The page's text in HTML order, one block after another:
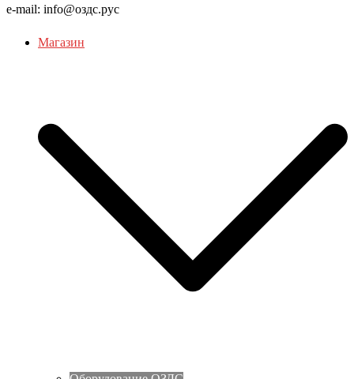
e-mail: info@оздс.рус
Магазин